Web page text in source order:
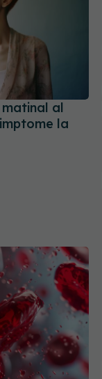
al
la